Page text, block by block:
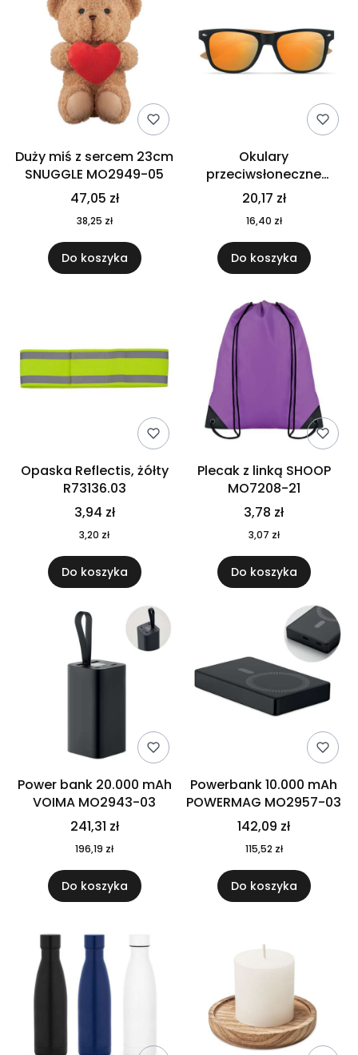
Duży miś z sercem 23cm
SNUGGLE MO2949-05
47,05 zł
38,25 zł
Do koszyka
Okulary
przeciwsłoneczne
CALIFORNIA TOUCH
MO9617-10
20,17 zł
16,40 zł
Do koszyka
Opaska Reflectis, żółty
R73136.03
3,94 zł
3,20 zł
Do koszyka
Plecak z linką SHOOP
MO7208-21
3,78 zł
3,07 zł
Do koszyka
Power bank 20.000 mAh
VOIMA MO2943-03
241,31 zł
196,19 zł
Do koszyka
Powerbank 10.000 mAh
POWERMAG MO2957-03
142,09 zł
115,52 zł
Do koszyka